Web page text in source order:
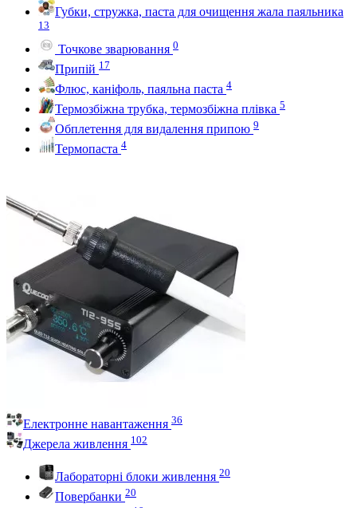
Губки, стружка, паста для очищення жала паяльника
13
Точкове зварювання 0
Припій 17
Флюс, каніфоль, паяльна паста 4
Термозбіжна трубка, термозбіжна плівка 5
Обплетення для видалення припою 9
Термопаста 4
Електронне навантаження 36
Джерела живлення 102
Лабораторні блоки живлення 20
Повербанки 20